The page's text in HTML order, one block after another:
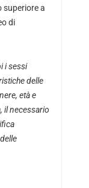
superiore a
di
i sessi
delle
età e
il necessario